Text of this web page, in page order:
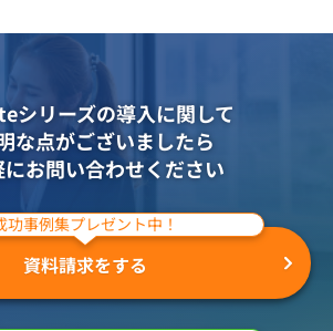
シリーズの導入に関して
な点がございましたら
にお問い合わせください
功事例集プレゼント中！
資料請求をする